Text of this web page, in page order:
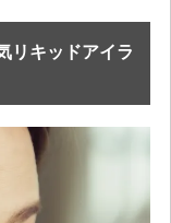
リキッドアイラ